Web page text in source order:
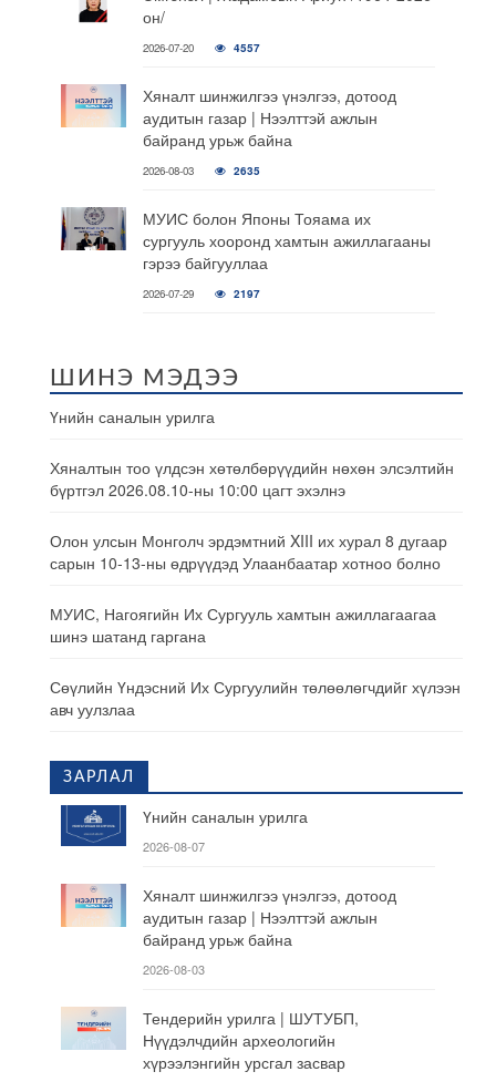
он/
2026-07-20 4557
Хяналт шинжилгээ үнэлгээ, дотоод
аудитын газар | Нээлттэй ажлын
байранд урьж байна
2026-08-03 2635
МУИС болон Японы Тояама их
сургууль хооронд хамтын ажиллагааны
гэрээ байгууллаа
2026-07-29 2197
ШИНЭ МЭДЭЭ
Үнийн саналын урилга
Хяналтын тоо үлдсэн хөтөлбөрүүдийн нөхөн элсэлтийн
бүртгэл 2026.08.10-ны 10:00 цагт эхэлнэ
Олон улсын Монголч эрдэмтний XIII их хурал 8 дугаар
сарын 10-13-ны өдрүүдэд Улаанбаатар хотноо болно
МУИС, Нагоягийн Их Сургууль хамтын ажиллагаагаа
шинэ шатанд гаргана
Сөүлийн Үндэсний Их Сургуулийн төлөөлөгчдийг хүлээн
авч уулзлаа
ЗАРЛАЛ
Үнийн саналын урилга
2026-08-07
Хяналт шинжилгээ үнэлгээ, дотоод
аудитын газар | Нээлттэй ажлын
байранд урьж байна
2026-08-03
Тендерийн урилга | ШУТУБП,
Нүүдэлчдийн археологийн
хүрээлэнгийн урсгал засвар